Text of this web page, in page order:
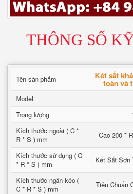
THÔNG SỐ
Tên sản phẩm Két sắt
toàn và
Model
Trọng lượng
Kích thước ngoài ( C *
R * S ) mm
Cao 200 *
Kích thước sử dụng ( C
* R * S ) mm
Két Sắt Sơn
Kích thước ngăn kéo (
C * R * S ) mm
Tiêu Chuẩn